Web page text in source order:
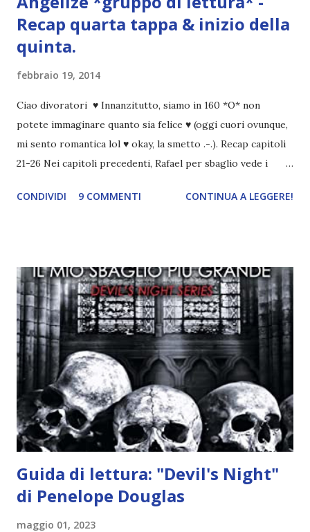
Recap quarta tappa & inizio della
quinta.
febbraio 19, 2014
Ciao divoratori ♥ Innanzitutto, siamo in 160 *O* non
potete immaginare quanto sia felice ♥ (oggi cuori ovunque,
mi sento romantica lol ♥ okay, la smetto .-.). Recap capitoli
21-26 Nei capitoli precedenti, Rafael per sbaglio vede i
incontrano e Hesediel mostra loro come combattere i puri.
angelo puro, Elemiah. Ma, a differenza di cosa pensano,
l'angelo non ha intenzione di fare una strage, piuttosto è lì
per avvertili che Mikael non è più "l'angelo puro" che
credono e che potrebbe aver ucciso altri mezzi angeli, tipo
Rafael. A quelle parole, Haniel seguito da altri ibridi, si reca
nell'appartamento, senza risultati. Infine cercano nella
chiesetta. Lì trovano Rafael alle prese con gli angeli puri,
ma questa volta ...
CONDIVIDI 9 COMMENTI CONTINUA A LEGGERE!
Guida di lettura: "Devil's Night"
di Penelope Douglas
maggio 01, 2023